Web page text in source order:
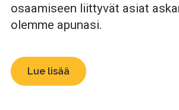
osaamiseen liittyvät asiat
olemme apunasi.
Lue lisää